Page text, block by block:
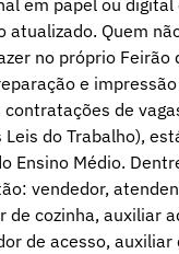
em papel ou digital
atualizado. Quem
no próprio Feirão
e
de
Leis do Trabalho),
Ensino Médio.
vendedor,
de cozinha, auxiliar
de acesso, auxiliar